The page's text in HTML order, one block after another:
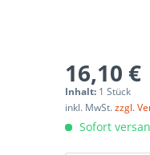
16,10 €
Inhalt: 1 Stück
inkl. MwSt.zzgl.
Sofort